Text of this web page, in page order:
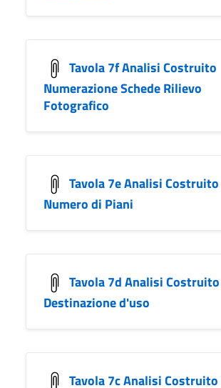
Tavola 7f Analisi Costruito
Numerazione Schede Rilievo
Fotografico
Tavola 7e Analisi Costruito
Numero di Piani
Tavola 7d Analisi Costruito
Destinazione d'uso
Tavola 7c Analisi Costruito